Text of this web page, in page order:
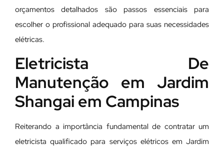
orçamentos detalhados são passos essenciais para
escolher o profissional adequado para suas necessidades
elétricas.
Eletricista De
Manutenção em Jardim
Shangai em Campinas
Reiterando a importância fundamental de contratar um
eletricista qualificado para serviços elétricos em Jardim